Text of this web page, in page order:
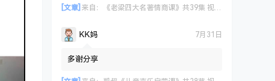
[文章] 来自： 《老梁四大名著情商课》共39集 视频课程
KK妈 7月31日
多谢分享